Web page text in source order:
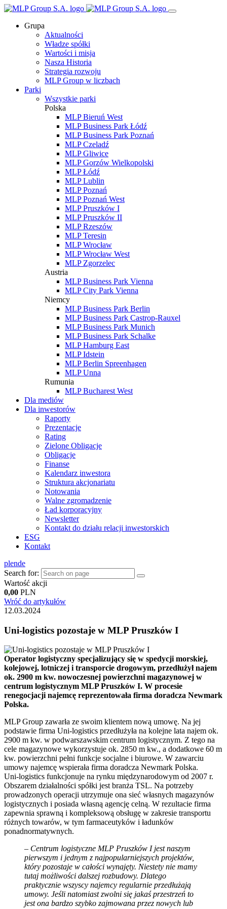
Grupa
Aktualności
Władze spółki
Wartości i misja
Nasza Historia
Strategia rozwoju
MLP Group w liczbach
Parki
Wszystkie parki
Polska
MLP Bieruń West
MLP Business Park Łódź
MLP Business Park Poznań
MLP Czeladź
MLP Gliwice
MLP Gorzów Wielkopolski
MLP Łódź
MLP Lublin
MLP Poznań
MLP Poznań West
MLP Pruszków I
MLP Pruszków II
MLP Rzeszów
MLP Teresin
MLP Wrocław
MLP Wrocław West
MLP Zgorzelec
Austria
MLP Business Park Vienna
MLP City Park Vienna
Niemcy
MLP Business Park Berlin
MLP Business Park Castrop-Rauxel
MLP Business Park Munich
MLP Business Park Schalke
MLP Hamburg East
MLP Idstein
MLP Berlin Spreenhagen
MLP Unna
Rumunia
MLP Bucharest West
Dla mediów
Dla inwestorów
Raporty
Prezentacje
Rating
Zielone Obligacje
Obligacje
Finanse
Kalendarz inwestora
Struktura akcjonariatu
Notowania
Walne zgromadzenie
Ład korporacyjny
Newsletter
Kontakt do działu relacji inwestorskich
ESG
Kontakt
plende
Search for:
Wartość akcji
0,00 PLN
Wróć do artykułów
12.03.2024
Uni-logistics pozostaje w MLP Pruszków I
Operator logistyczny specjalizujący się w spedycji morskiej,
kolejowej, lotniczej i transporcie drogowym, przedłużył najem
ok. 2900 m kw. nowoczesnej powierzchni magazynowej w
centrum logistycznym MLP Pruszków I. W procesie
renegocjacji najemcę reprezentowała firma doradcza Newmark
Polska.
MLP Group zawarła ze swoim klientem nową umowę. Na jej
podstawie firma Uni-logistics przedłużyła na kolejne lata najem ok.
2900 m kw. w podwarszawskim centrum logistycznym. Z tego na
cele magazynowe wykorzystuje ok. 2850 m kw., a dodatkowe 60 m
kw. powierzchni pełni funkcje socjalne i biurowe. W zawarciu
umowy najemcę wspierała firma doradcza Newmark Polska.
Uni-logistics funkcjonuje na rynku międzynarodowym od 2007 r.
Obszarem działalności spółki jest branża TSL. Na potrzeby
prowadzonych operacji utrzymuje ona sieć własnych magazynów
logistycznych i posiada własną agencję celną. W rezultacie firma
zapewnia sprawną i kompleksową obsługę w zakresie transportu
różnych towarów, w tym farmaceutyków i ładunków
ponadnormatywnych.
– Centrum logistyczne MLP Pruszków I jest naszym
pierwszym i jednym z najpopularniejszych projektów,
który pozostaje w całości wynajęty. Niestety nie mamy
tutaj możliwości dalszej rozbudowy. Dlatego
praktycznie wszyscy najemcy regularnie przedłużają
umowy. Jeśli natomiast zwolni się jakaś przestrzeń to
jest ona bardzo szybko zajmowana przez nowych lub